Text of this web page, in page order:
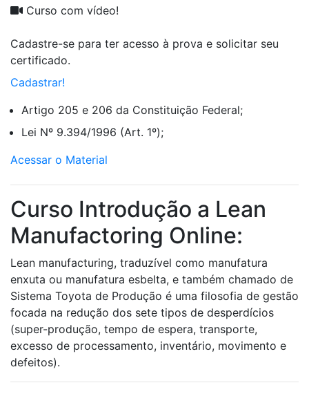
Curso com vídeo!
Cadastre-se para ter acesso à prova e solicitar seu
certificado.
Cadastrar!
Artigo 205 e 206 da Constituição Federal;
Lei Nº 9.394/1996 (Art. 1º);
Acessar o Material
Curso Introdução a Lean
Manufactoring Online:
Lean manufacturing, traduzível como manufatura
enxuta ou manufatura esbelta, e também chamado de
Sistema Toyota de Produção é uma filosofia de gestão
focada na redução dos sete tipos de desperdícios
(super-produção, tempo de espera, transporte,
excesso de processamento, inventário, movimento e
defeitos).